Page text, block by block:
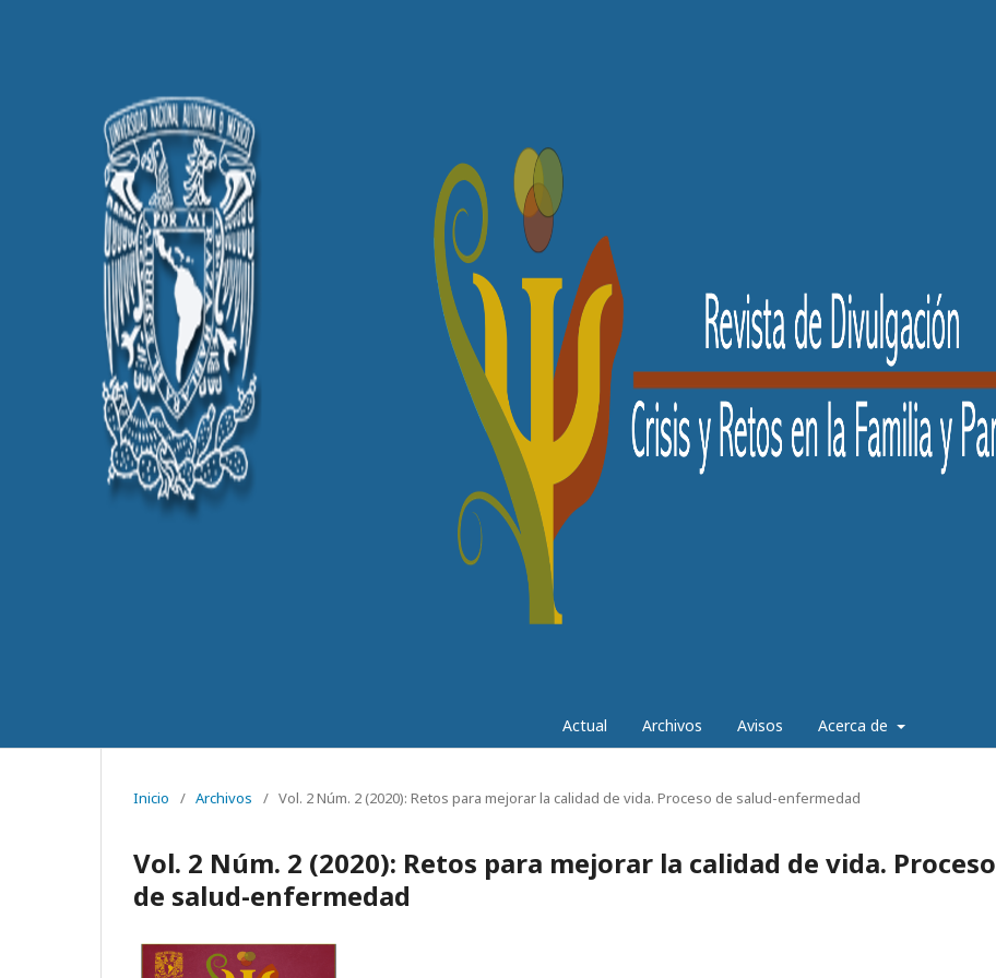
Actual Archivos Avisos Acerca de
Inicio / Archivos / Vol. 2 Núm. 2 (2020): Retos para mejorar la calidad de vida. Proceso de salud-enfermedad
Vol. 2 Núm. 2 (2020): Retos para mejorar la calidad de vida. Proceso
de salud-enfermedad